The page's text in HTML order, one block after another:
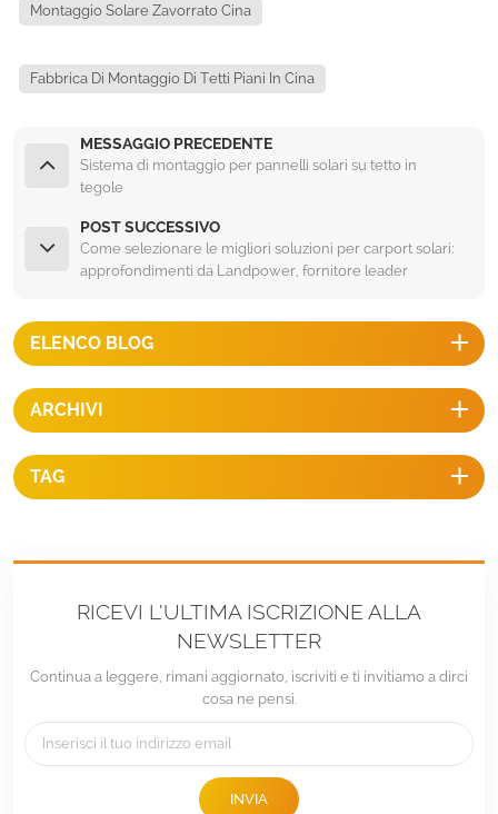
Montaggio Solare Zavorrato Cina
Fabbrica Di Montaggio Di Tetti Piani In Cina
MESSAGGIO PRECEDENTE
Sistema di montaggio per pannelli solari su tetto in
tegole
POST SUCCESSIVO
Come selezionare le migliori soluzioni per carport solari:
approfondimenti da Landpower, fornitore leader
ELENCO BLOG
ARCHIVI
TAG
RICEVI L'ULTIMA ISCRIZIONE ALLA
NEWSLETTER
Continua a leggere, rimani aggiornato, iscriviti e ti invitiamo a dirci
cosa ne pensi.
INVIA